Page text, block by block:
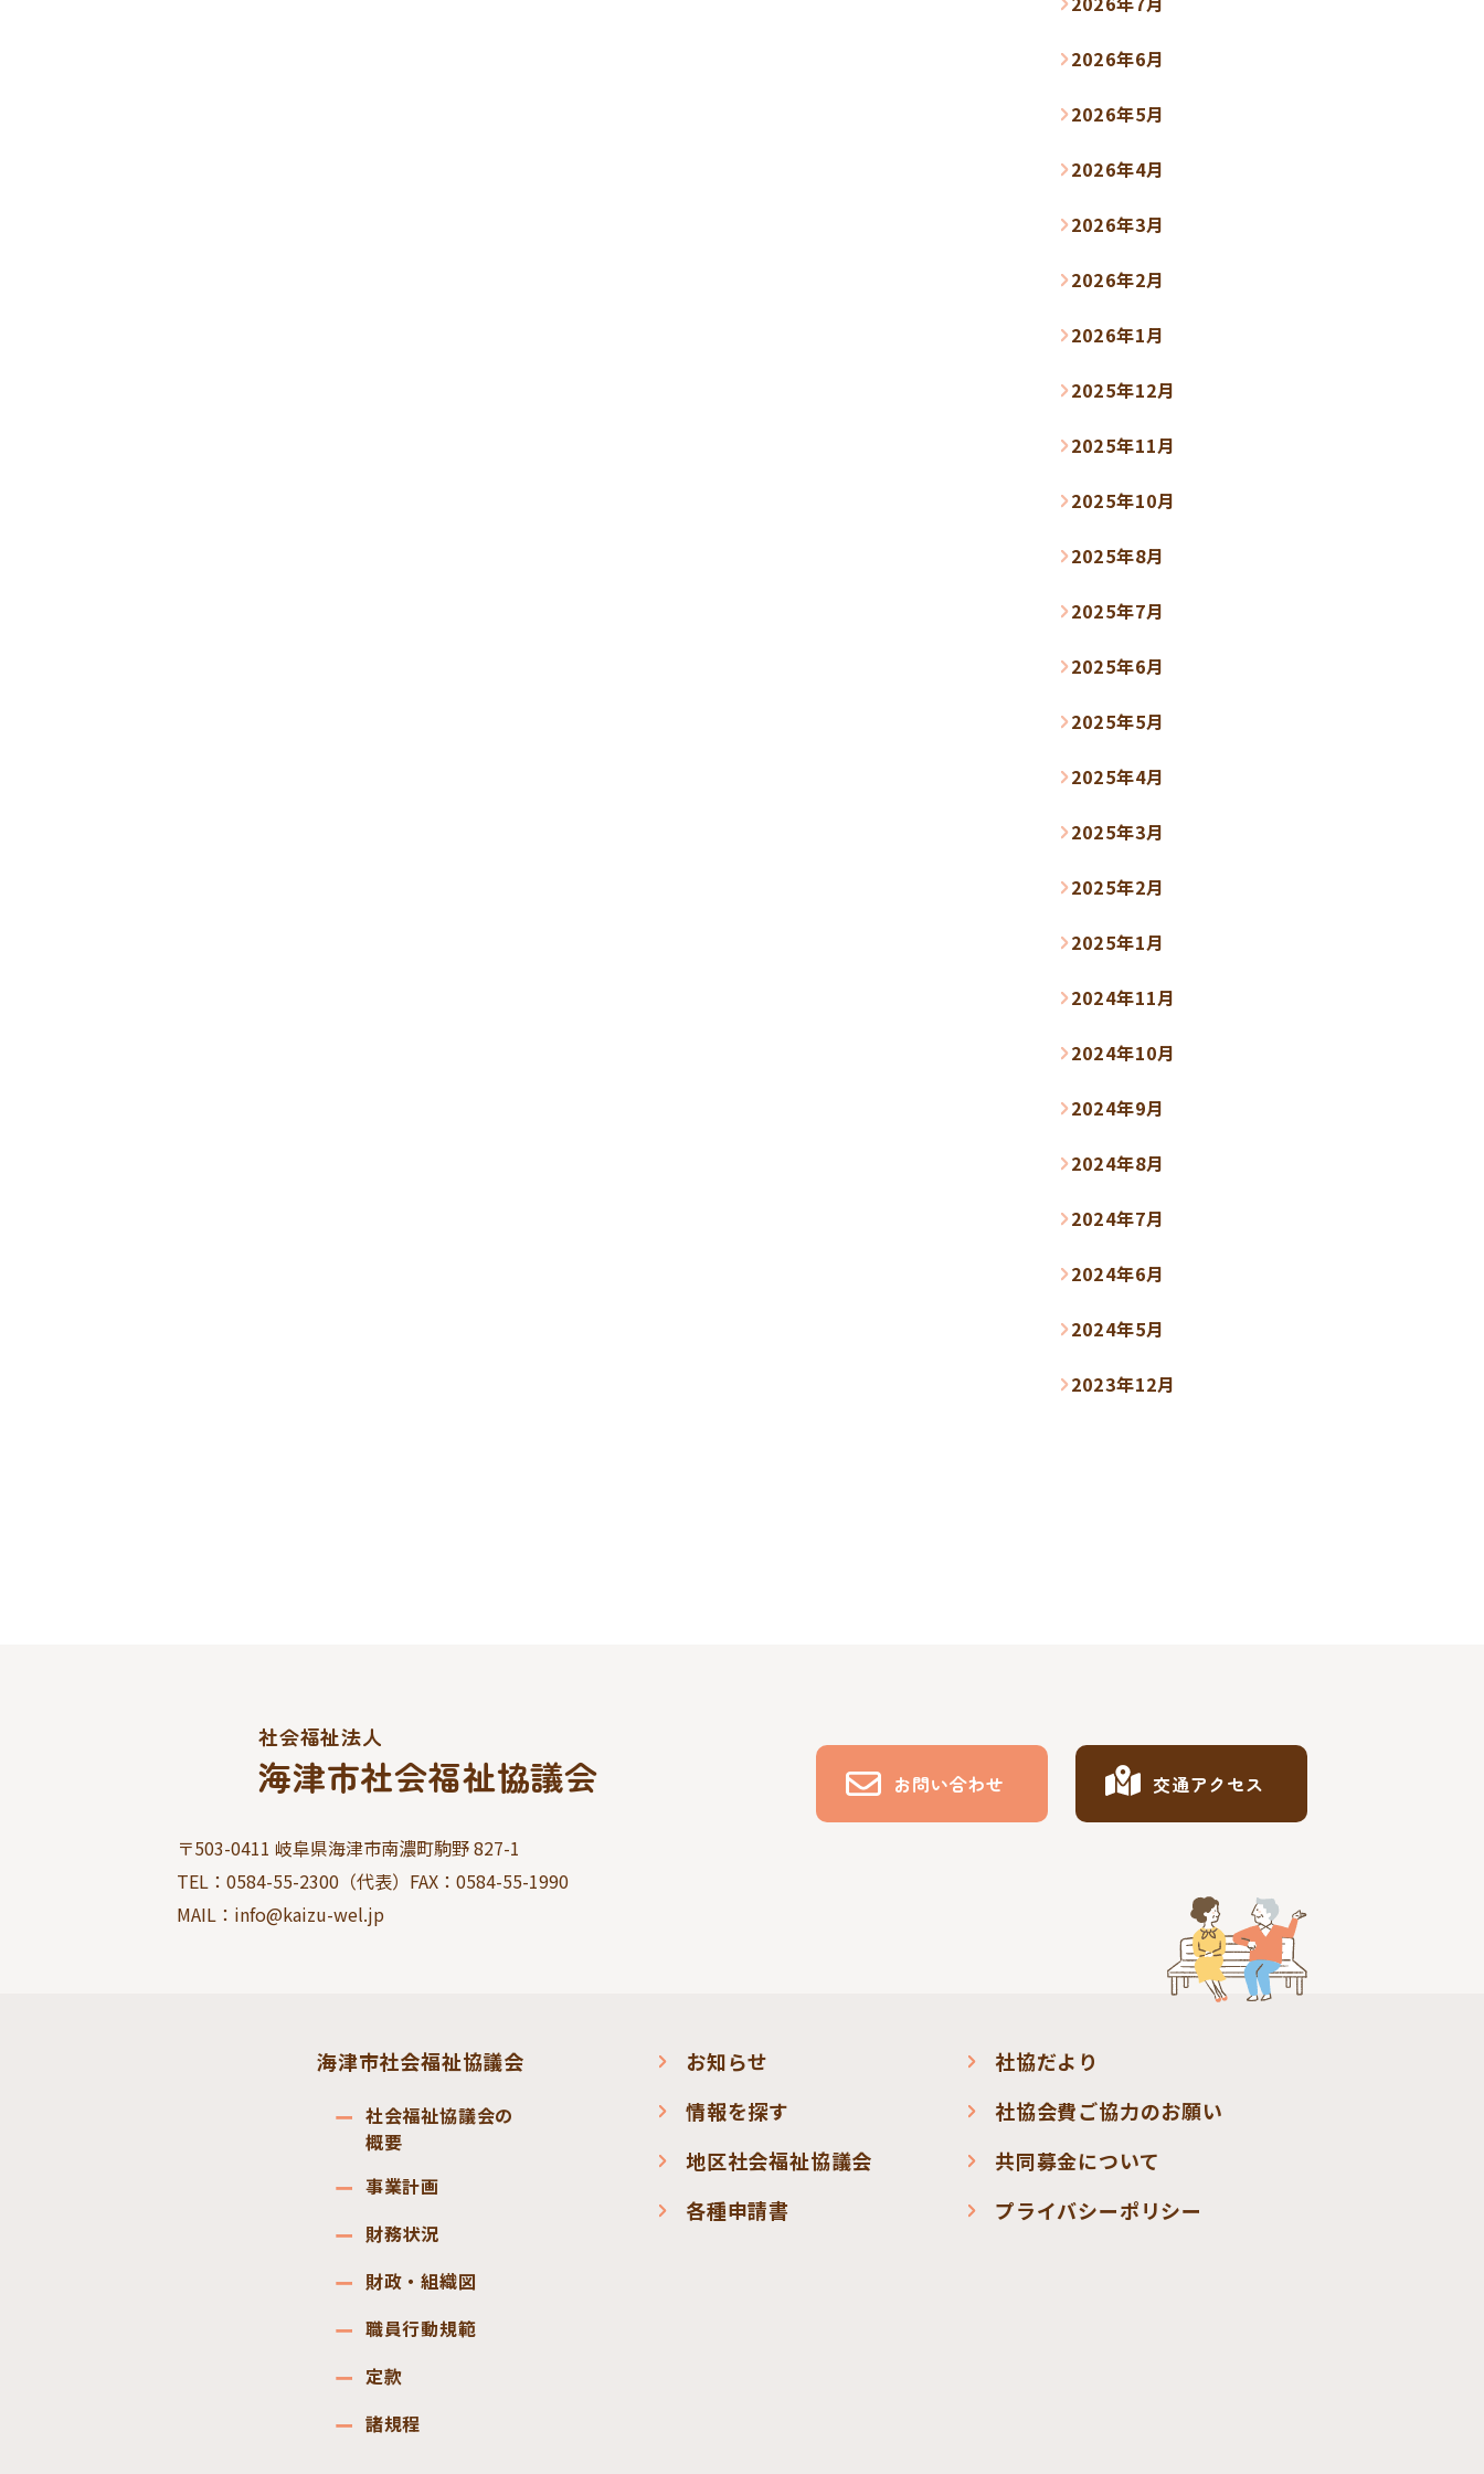
2026年6月
2026年5月
2026年4月
2026年3月
2026年2月
2026年1月
2025年12月
2025年11月
2025年10月
2025年8月
2025年7月
2025年6月
2025年5月
2025年4月
2025年3月
2025年2月
2025年1月
2024年11月
2024年10月
2024年9月
2024年8月
2024年7月
2024年6月
2024年5月
2023年12月
社会福祉法人
海津市社会福祉協議会
〒503-0411 岐阜県海津市南濃町駒野 827-1
TEL： 0584-55-2300 （代表）FAX： 0584-55-1990
MAIL：info@kaizu-wel.jp
お問い合わせ 交通アクセス
海津市社会福祉協議会
社会福祉協議会の
概要
事業計画
財務状況
財政・組織図
職員行動規範
定款
諸規程
お知らせ
社協だより
情報を探す
社協会費ご協力のお願い
地区社会福祉協議会
共同募金について
各種申請書
プライバシーポリシー